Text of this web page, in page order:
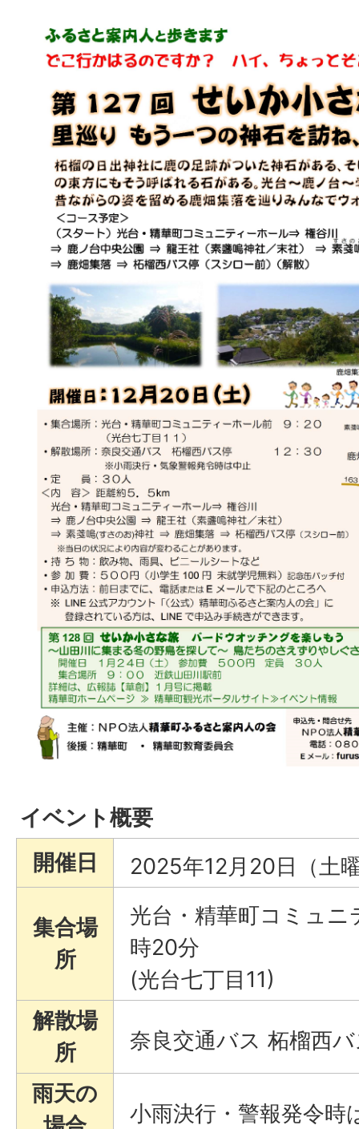
イベント概要
開催日
2025年12月20日（土
集合場
所
光台・精華町コミュ
時20分
(光台七丁目11)
解散場
所
奈良交通バス 柘榴西
雨天の
小雨決行・警報発令時